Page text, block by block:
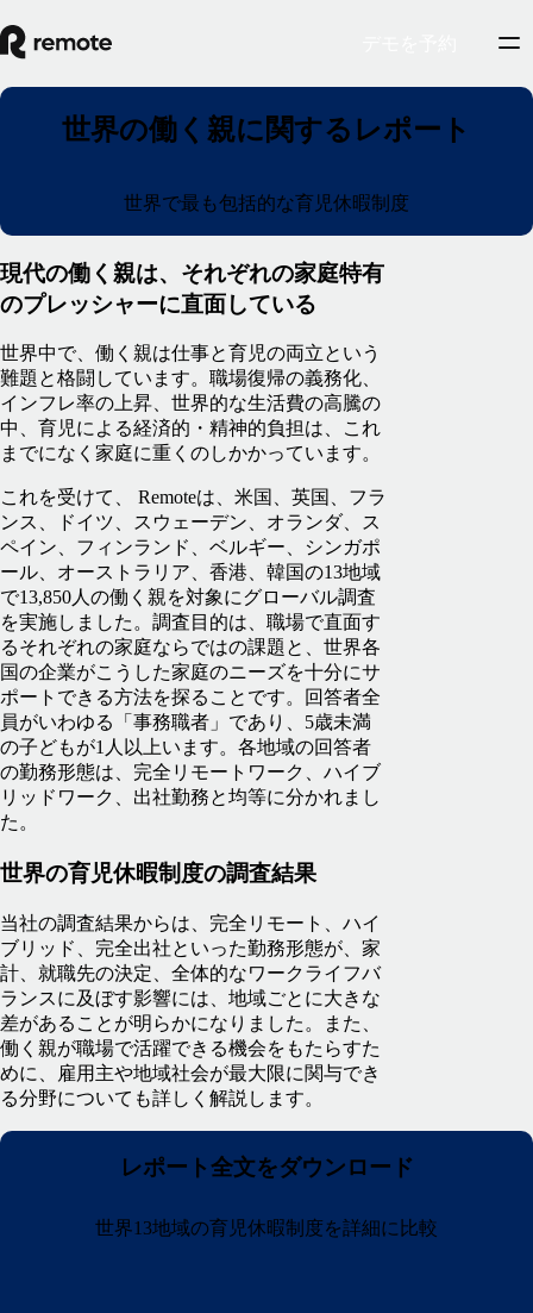
世界の働く親に関するレポート
世界で最も包括的な育児休暇制度
現代の働く親は、それぞれの家庭特有
のプレッシャーに直面している
世界中で、働く親は仕事と育児の両立という
難題と格闘しています。職場復帰の義務化、
インフレ率の上昇、世界的な生活費の高騰の
中、育児による経済的・精神的負担は、これ
までになく家庭に重くのしかかっています。
これを受けて、 Remoteは、米国、英国、フラ
ンス、ドイツ、スウェーデン、オランダ、ス
ペイン、フィンランド、ベルギー、シンガポ
ール、オーストラリア、香港、韓国の13地域
で13,850人の働く親を対象にグローバル調査
を実施しました。調査目的は、職場で直面す
るそれぞれの家庭ならではの課題と、世界各
国の企業がこうした家庭のニーズを十分にサ
ポートできる方法を探ることです。回答者全
員がいわゆる「事務職者」であり、5歳未満
の子どもが1人以上います。各地域の回答者
の勤務形態は、完全リモートワーク、ハイブ
リッドワーク、出社勤務と均等に分かれまし
た。
世界の育児休暇制度の調査結果
当社の調査結果からは、完全リモート、ハイ
ブリッド、完全出社といった勤務形態が、家
計、就職先の決定、全体的なワークライフバ
ランスに及ぼす影響には、地域ごとに大きな
差があることが明らかになりました。また、
働く親が職場で活躍できる機会をもたらすた
めに、雇用主や地域社会が最大限に関与でき
る分野についても詳しく解説します。
レポート全文をダウンロード
世界13地域の育児休暇制度を詳細に比較